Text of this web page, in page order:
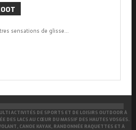
sensations de glisse...
ACTIVITÉS DE SPORTS ET DE LOISIRS OUTDOOR À
DES LACS AU CŒUR DU MASSIF DES HAUTES VOSGES.
CANOE KAYAK, RANDONNÉE RAQUETTES ET À